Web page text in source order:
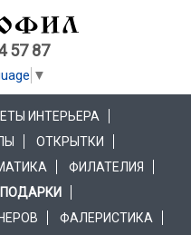
57 87
▼
ИНТЕРЬЕРА
ОТКРЫТКИ
ФИЛАТЕЛИЯ
ПОДАРКИ
ФАЛЕРИСТИКА